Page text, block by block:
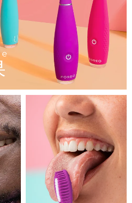
4 go
or gym bag
护肤
cleansers & balm
设备
cleansing devices
设备
facelift devices
go
red light therapy
& hydration
备
facial hydration devices
baby
0-3
Whitening Set
+ sonic device & 18% PAP gel
备
sonic toothbrushes
102
clinical anti-aging
103
clinical anti-aging set
Primer
primer
肤品
skincare
202
neck & décolleté LED mask
LED hand mask
肤品
skincare
strengthening scalp massager
Serum
probiotic serum
肤品
skincare
品
肌肤年轻化
Red Light Therapy
502
Red Light Therapy
Red Light Serum
skincare
skincare
2 Pro Max
IPL hair removal device
身体护理
2 body
body toning
预计送达日期 8/11/26
预计送达日期 8/12/26
预计送达日期 8/11/26
预计送达日期
预计送达日期8/11/26
预计送达日期 8/11/26
预计送达日期8/11/26
预计送达日期8/15/26
预计送达日期